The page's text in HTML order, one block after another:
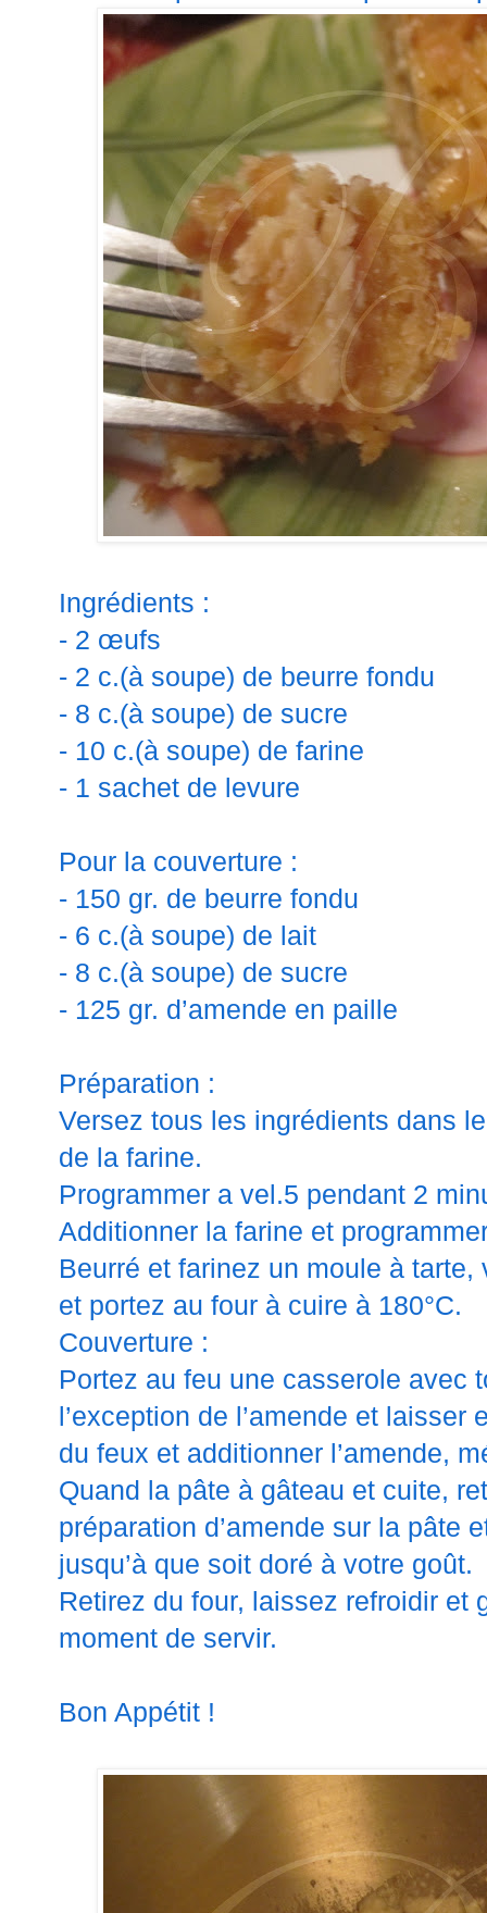
Ingrédients :
- 2 œufs
- 2 c.(à soupe) de beurre fondu
- 8 c.(à soupe) de sucre
- 10 c.(à soupe) de farine
- 1 sachet de levure
Pour la couverture :
- 150 gr. de beurre fondu
- 6 c.(à soupe) de lait
- 8 c.(à soupe) de sucre
- 125 gr. d’amende en paille
Préparation :
Versez tous les ingrédients dans
de la farine.
Programmer a vel.5 pendant 2
Additionner la farine et
Beurré et farinez un moule à
et portez au four à cuire à 180°C.
Couverture :
Portez au feu une casserole avec
l’exception de l’amende et
du feux et additionner l’amende,
Quand la pâte à gâteau et cuite,
préparation d’amende sur la pâte
jusqu’à que soit doré à votre goût.
Retirez du four, laissez refroidir et
moment de servir.
Bon Appétit !